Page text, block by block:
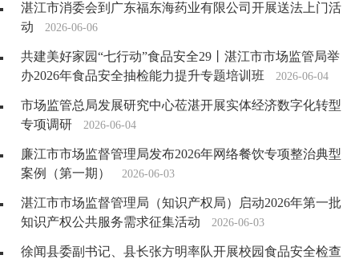
湛江市消委会到广东福东海药业有限公司开展送法上门活
动
2026-06-06
共建美好家园“七行动”食品安全29丨湛江市市场监管局举
办2026年食品安全抽检能力提升专题培训班
2026-06-04
市场监管总局发展研究中心莅湛开展实体经济数字化转型
专项调研
2026-06-04
廉江市市场监督管理局发布2026年网络餐饮专项整治典型
案例（第一期）
2026-06-03
湛江市市场监督管理局（知识产权局）启动2026年第一批
知识产权公共服务需求征集活动
2026-06-03
徐闻县委副书记、县长张方明率队开展校园食品安全检查